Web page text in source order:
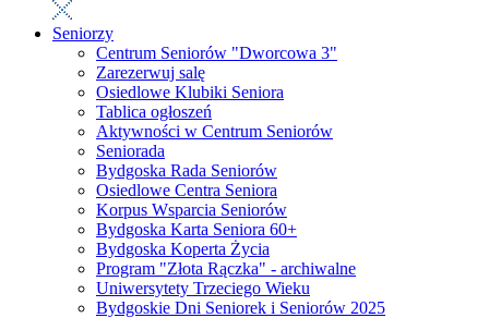
Seniorzy
Centrum Seniorów "Dworcowa 3"
Zarezerwuj salę
Osiedlowe Klubiki Seniora
Tablica ogłoszeń
Aktywności w Centrum Seniorów
Seniorada
Bydgoska Rada Seniorów
Osiedlowe Centra Seniora
Korpus Wsparcia Seniorów
Bydgoska Karta Seniora 60+
Bydgoska Koperta Życia
Program "Złota Rączka" - archiwalne
Uniwersytety Trzeciego Wieku
Bydgoskie Dni Seniorek i Seniorów 2025